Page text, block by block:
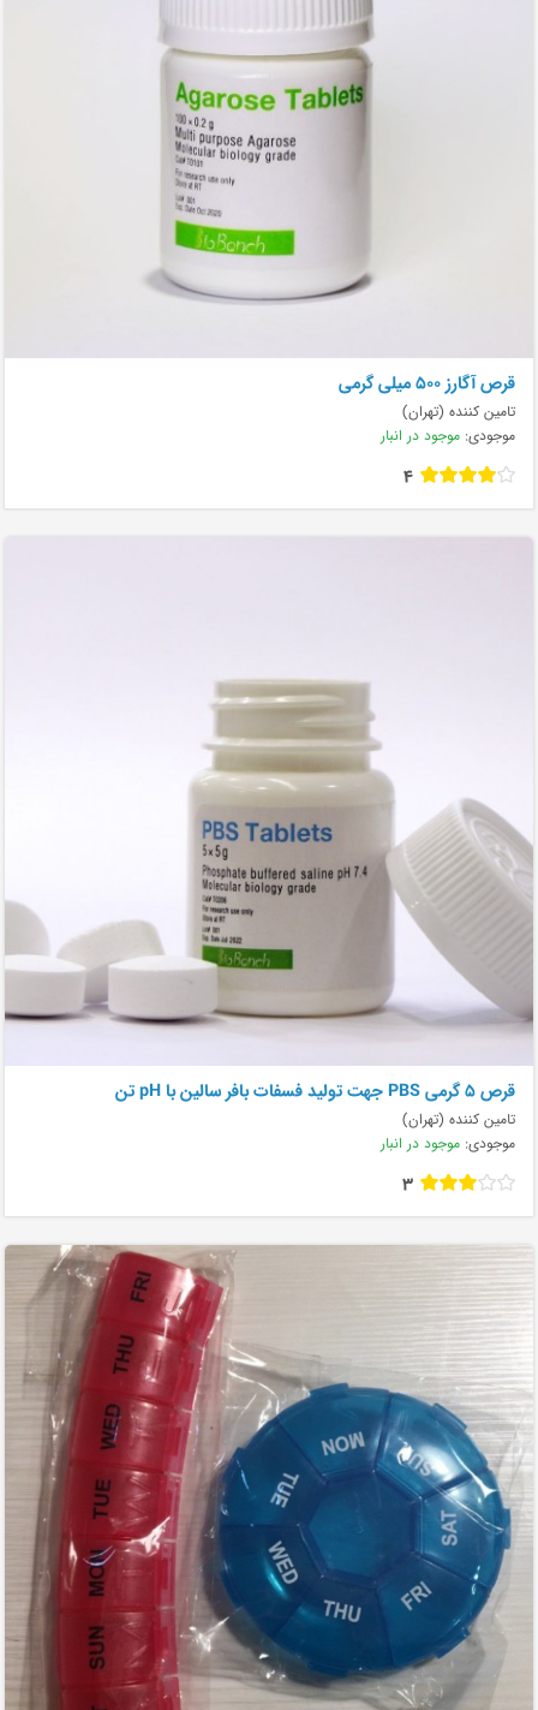
قرص آگارز ۵۰۰ میلی گرمی
تامین کننده (تهران)
موجودی: موجود در انبار
4
قرص ۵ گرمی PBS جهت تولید فسفات بافر سالین با pH تن
تامین کننده (تهران)
موجودی: موجود در انبار
3